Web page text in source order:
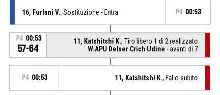
16, Furlani V., Sostituzione - Entra P4 00:53
P4 00:53
57-64
11, Katshitshi K., Tiro libero 1 di 2 realizzato
W.APU Delser Crich Udine - avanti di 7
P4 00:53 11, Katshitshi K., Fallo subito